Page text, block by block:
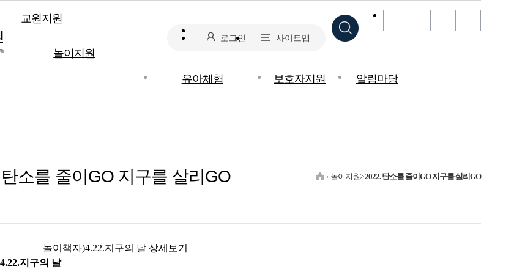
로그인
사이트맵
교원지원
놀이지원
유아체험 보호자지원 알림마당
소를 줄이GO 지구를 살리GO 놀이지원>2022. 탄소를 줄이GO 지구를 살리GO
놀이책자)4.22.지구의 날 상세보기
지구의 날